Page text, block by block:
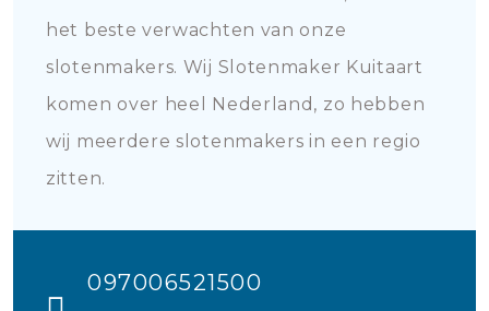
het beste verwachten van onze
slotenmakers. Wij Slotenmaker Kuitaart
komen over heel Nederland, zo hebben
wij meerdere slotenmakers in een regio
zitten.
097006521500